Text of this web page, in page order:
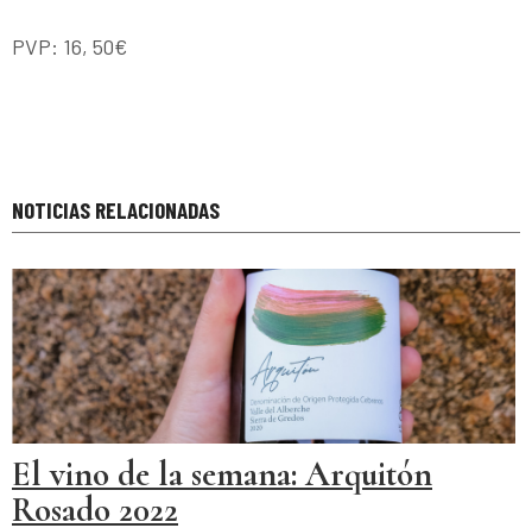
PVP: 16, 50€
NOTICIAS RELACIONADAS
El vino de la semana: Arquitón
Rosado 2022